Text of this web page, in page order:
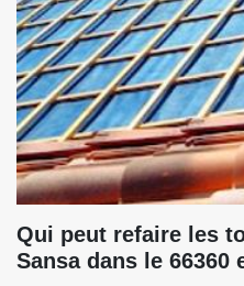
Qui peut refaire les
Sansa dans le 66360